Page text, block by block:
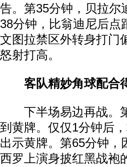
告。第35分钟，贝拉尔
38分钟，比翁迪尼后点
文图拉禁区外转身打门
怒射打高。
客队精妙角球配合
下半场易边再战。第
到黄牌。仅仅1分钟后
出示黄牌。第65分钟，
西罗上演身披红黑战袍